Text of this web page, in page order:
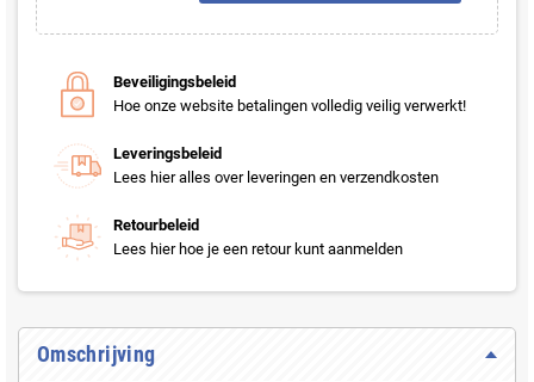
Beveiligingsbeleid
Hoe onze website betalingen volledig veilig verwerkt!
Leveringsbeleid
Lees hier alles over leveringen en verzendkosten
Retourbeleid
Lees hier hoe je een retour kunt aanmelden
Omschrijving